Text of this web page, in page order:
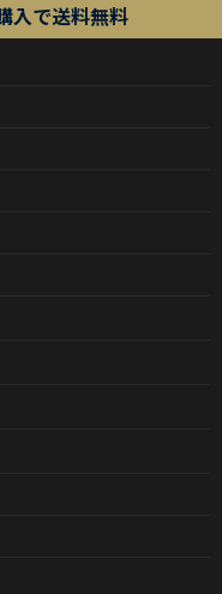
入で送料無料